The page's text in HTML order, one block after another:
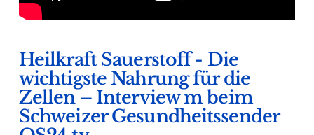
Heilkraft Sauerstoff - Die
wichtigste Nahrung für die
Zellen – Interview m beim
Schweizer Gesundheitssender